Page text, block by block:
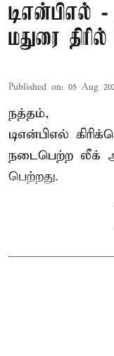
டிஎன்பிஎல் -
மதுரை
Published on: 05 Aug
நத்தம்,
டிஎன்பிஎல்
நடைபெற்ற லீக்
பெற்றது.